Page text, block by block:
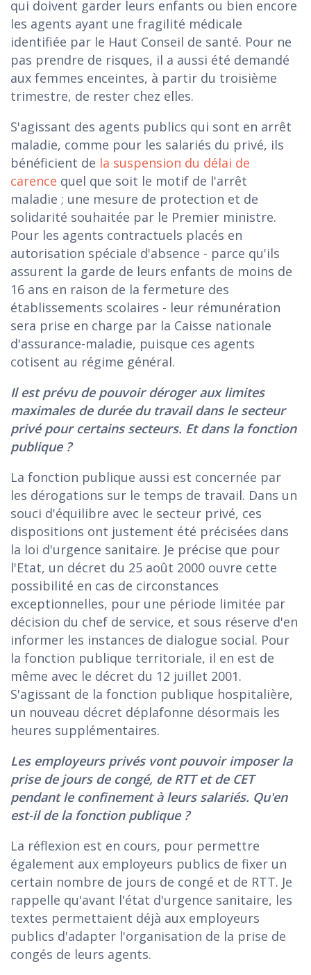
qui doivent garder leurs enfants ou bien encore
les agents ayant une fragilité médicale
identifiée par le Haut Conseil de santé. Pour ne
pas prendre de risques, il a aussi été demandé
aux femmes enceintes, à partir du troisième
trimestre, de rester chez elles.
S'agissant des agents publics qui sont en arrêt
maladie, comme pour les salariés du privé, ils
bénéficient de la suspension du délai de
carence quel que soit le motif de l'arrêt
maladie ; une mesure de protection et de
solidarité souhaitée par le Premier ministre.
Pour les agents contractuels placés en
autorisation spéciale d'absence - parce qu'ils
assurent la garde de leurs enfants de moins de
16 ans en raison de la fermeture des
établissements scolaires - leur rémunération
sera prise en charge par la Caisse nationale
d'assurance-maladie, puisque ces agents
cotisent au régime général.
Il est prévu de pouvoir déroger aux limites
maximales de durée du travail dans le secteur
privé pour certains secteurs. Et dans la fonction
publique ?
La fonction publique aussi est concernée par
les dérogations sur le temps de travail. Dans un
souci d'équilibre avec le secteur privé, ces
dispositions ont justement été précisées dans
la loi d'urgence sanitaire. Je précise que pour
l'Etat, un décret du 25 août 2000 ouvre cette
possibilité en cas de circonstances
exceptionnelles, pour une période limitée par
décision du chef de service, et sous réserve d'en
informer les instances de dialogue social. Pour
la fonction publique territoriale, il en est de
même avec le décret du 12 juillet 2001.
S'agissant de la fonction publique hospitalière,
un nouveau décret déplafonne désormais les
heures supplémentaires.
Les employeurs privés vont pouvoir imposer la
prise de jours de congé, de RTT et de CET
pendant le confinement à leurs salariés. Qu'en
est-il de la fonction publique ?
La réflexion est en cours, pour permettre
également aux employeurs publics de fixer un
certain nombre de jours de congé et de RTT. Je
rappelle qu'avant l'état d'urgence sanitaire, les
textes permettaient déjà aux employeurs
publics d'adapter l'organisation de la prise de
congés de leurs agents.